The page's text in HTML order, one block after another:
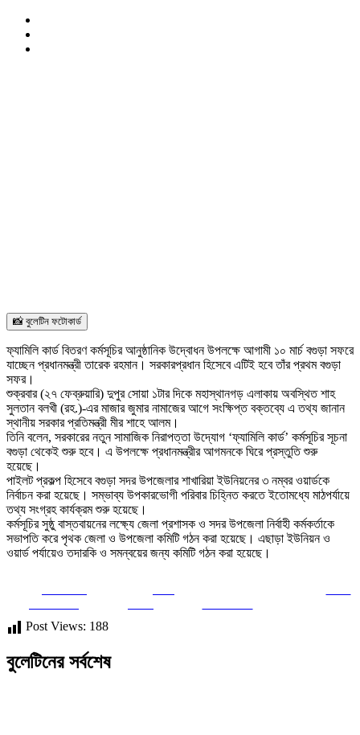
📸 বুলেটিন ফটোকার্ড
ফ্যামিলি কার্ড বিতরণ কর্মসূচির আনুষ্ঠানিক উদ্বোধন উপলক্ষে আগামী ১০ মার্চ বগুড়া সফরে
যাচ্ছেন প্রধানমন্ত্রী তারেক রহমান। সরকারপ্রধান হিসেবে এটিই হবে তাঁর প্রথম বগুড়া
সফর।
শুক্রবার (২৭ ফেব্রুয়ারি) দুপুর সোয়া ১টার দিকে মহাস্থানগড় এলাকায় অবস্থিত শাহ
সুলতান বলখী (রহ.)-এর মাজার জুমার নামাজের আগে সংক্ষিপ্ত বক্তব্যে এ তথ্য জানান
স্থানীয় সরকার প্রতিমন্ত্রী মীর শাহে আলম।
তিনি বলেন, সরকারের নতুন সামাজিক নিরাপত্তা উদ্যোগ ‘ফ্যামিলি কার্ড’ কর্মসূচির সূচনা
বগুড়া থেকেই শুরু হবে। এ উপলক্ষে প্রধানমন্ত্রীর আগমনকে ঘিরে প্রস্তুতি শুরু
হয়েছে।
পাইলট প্রকল্প হিসেবে বগুড়া সদর উপজেলার শাখারিয়া ইউনিয়নের ৩ নম্বর ওয়ার্ডকে
নির্বাচন করা হয়েছে। সম্ভাব্য উপকারভোগী পরিবার চিহ্নিত করতে ইতোমধ্যে মাঠপর্যায়ে
তথ্য সংগ্রহ কার্যক্রম শুরু হয়েছে।
কর্মসূচির সুষ্ঠু বাস্তবায়নের লক্ষ্যে জেলা প্রশাসক ও সদর উপজেলা নির্বাহী কর্মকর্তাকে
সভাপতি করে পৃথক জেলা ও উপজেলা কমিটি গঠন করা হয়েছে। এছাড়া ইউনিয়ন ও
ওয়ার্ড পর্যায়েও তদারকি ও সমন্বয়ের জন্য কমিটি গঠন করা হয়েছে।
Post Views: 188
বুলেটিনের সর্বশেষ